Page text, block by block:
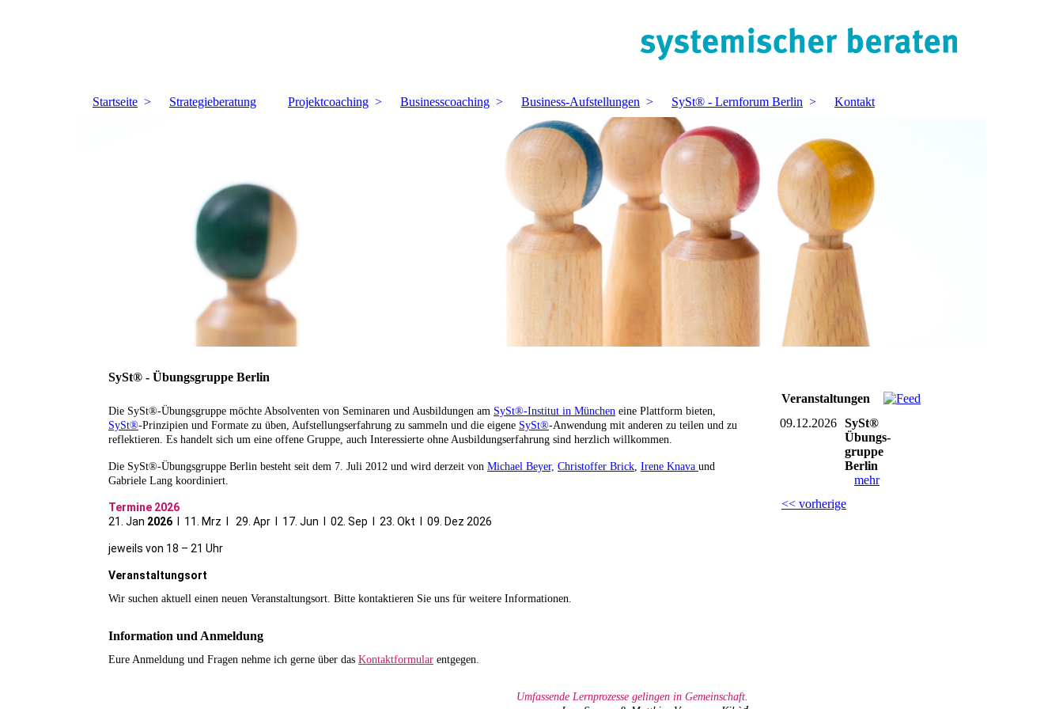
Startseite Strategieberatung Projektcoaching Businesscoaching Business-Aufstellungen SySt® - Lernforum Berlin Kontakt
SySt® - Übungsgruppe Berlin
Die SySt®-Übungsgruppe möchte Absolventen von Seminaren und Ausbildungen am SySt®-Institut in München eine Plattform bieten,
SySt®-Prinzipien und Formate zu üben, Aufstellungserfahrung zu sammeln und die eigene SySt®-Anwendung mit anderen zu teilen und zu
reflektieren. Es handelt sich um eine offene Gruppe, auch Interessierte ohne Ausbildungserfahrung sind herzlich willkommen.
Die SySt®-Übungsgruppe Berlin besteht seit dem 7. Juli 2012 und wird derzeit von Michael Beyer, Christoffer Brick, Irene Knava und
Gabriele Lang koordiniert.
Termine 2026
21. Jan 2026 I 11. Mrz Ι 29. Apr I 17. Jun Ι 02. Sep I 23. Okt Ι 09. Dez 2026
jeweils von 18 – 21 Uhr
Veranstaltungsort
Wir suchen aktuell einen neuen Veranstaltungsort. Bitte kontaktieren Sie uns für weitere Informationen.
Information und Anmeldung
Eure Anmeldung und Fragen nehme ich gerne über das Kontaktformular entgegen.
Umfassende Lernprozesse gelingen in Gemeinschaft.
Veranstaltungen
09.12.2026 SySt®
Übungs-
gruppe
Berlin
mehr
<< vorherige